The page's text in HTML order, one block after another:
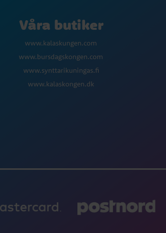
Våra butiker
www.kalaskungen.com
www.bursdagskongen.com
www.synttarikuningas.fi
www.kalaskongen.dk